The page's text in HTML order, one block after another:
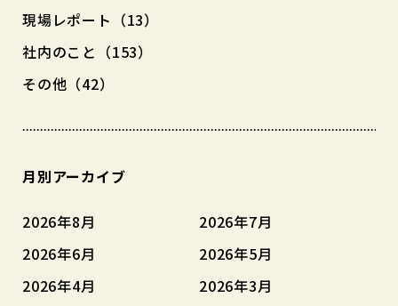
現場レポート（13）
社内のこと（153）
その他（42）
月別アーカイブ
2026年8月
2026年7月
2026年6月
2026年5月
2026年4月
2026年3月